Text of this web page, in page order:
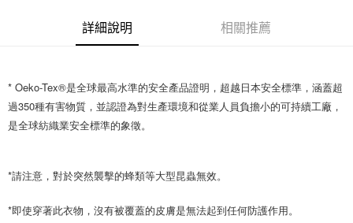
買賣價金債權讓與本公司後，依約使用本公司帳單繳交帳款。
2.基於同意付款使用「大哥付你分期」之契約關係目的，商店將以您的個人
3.完整用戶服務條款，請詳閱以下連結：https://oppay.tw/userRule
購買商品的店家。未經商家同意取消之訂單仍視為有效，需透過AFTEE先享
客戶支援中心」 https://netprotections.freshdesk.com/support/home
【注意事項】
１．透過由恩沛科技股份有限公司提供之「AFTEE先享後付」服務完成之交
https://aftee.tw/terms/#terms3
「AFTEE先享後付」，若未經同意申辦者引起之損失，本公司不負相關責
付款後7-11取貨
每筆NT$60，滿NT$1,200(含以上)免運費
一般宅配（門市自取請勿下單，請聯繫客服）
離島一般宅配
每筆NT$200，滿NT$2,000(含以上)免運費
詳細說明 相關推薦
* Oeko-Tex®是全球最高水準的安全產品證明，超越日本安全標準，涵蓋超
過350種有害物質，並認證為對生產環境和從業人員負擔小的可持續工廠，
是全球紡織業安全標準的象徵。
*請注意，對於突然襲擊的蜂類等大型昆蟲無效。
*即使穿著此衣物，沒有被覆蓋的皮膚是無法起到任何防護作用。